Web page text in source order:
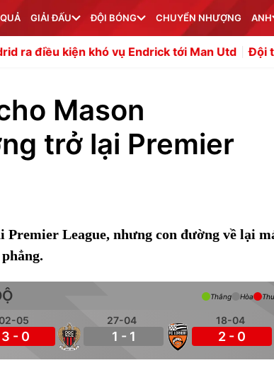
GIẢI ĐẤU ĐỘI BÓNG CHUYỂN NHƯỢNG ANH
khó vụ Endrick tới Man Utd Đội tuyển Việt
Mason
trở lại Premier
League, nhưng con đường về lại
02-05
3 - 0
27-04
1 - 1
18-04
2 - 0
Thắng Hòa